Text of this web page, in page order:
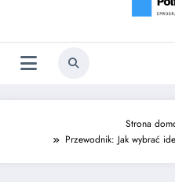
Strona
Przewodnik: Jak wybrać